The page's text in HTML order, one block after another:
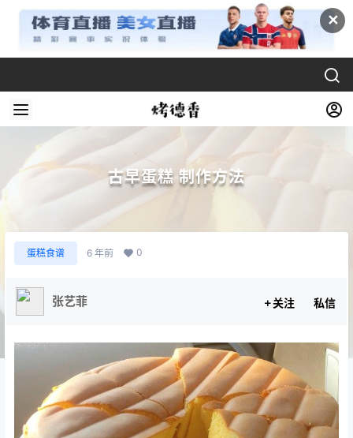
✕
古早蛋糕 制作方法
蛋糕食谱 6 年前 0
张艺菲 关注 私信